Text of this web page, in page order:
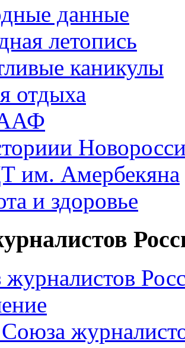
данные
летопись
каникулы
отдыха
им. Амербекяна
и здоровье